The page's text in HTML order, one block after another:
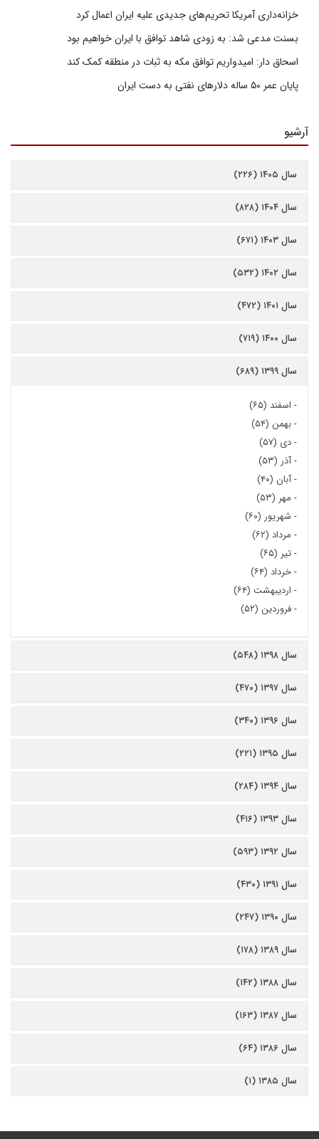
خزانه‌داری آمریکا تحریم‌های جدیدی علیه ایران اعمال کرد
بسنت مدعی شد: به زودی شاهد توافق با ایران خواهیم بود
اسحاق دار: امیدواریم توافق مکه به ثبات در منطقه کمک کند
پایان عمر ۵۰ ساله دلارهای نفتی به دست ایران
آرشیو
سال ۱۴۰۵ (۲۲۶)
سال ۱۴۰۴ (۸۲۸)
سال ۱۴۰۳ (۶۷۱)
سال ۱۴۰۲ (۵۳۲)
سال ۱۴۰۱ (۴۷۲)
سال ۱۴۰۰ (۷۱۹)
سال ۱۳۹۹ (۶۸۹)
- اسفند (۶۵)
-بهمن (۵۴)
-دی (۵۷)
-آذر (۵۳)
-آبان (۴۰)
- مهر (۵۳)
- شهریور (۶۰)
- مرداد (۶۲)
-تیر (۶۵)
-خرداد (۶۴)
- اردیبهشت (۶۴)
-فروردین (۵۲)
سال ۱۳۹۸ (۵۴۸)
سال ۱۳۹۷ (۴۷۰)
سال ۱۳۹۶ (۳۴۰)
سال ۱۳۹۵ (۲۲۱)
سال ۱۳۹۴ (۲۸۴)
سال ۱۳۹۳ (۴۱۶)
سال ۱۳۹۲ (۵۹۳)
سال ۱۳۹۱ (۴۳۰)
سال ۱۳۹۰ (۲۴۷)
سال ۱۳۸۹ (۱۷۸)
سال ۱۳۸۸ (۱۴۲)
سال ۱۳۸۷ (۱۶۳)
سال ۱۳۸۶ (۶۴)
سال ۱۳۸۵ (۱)